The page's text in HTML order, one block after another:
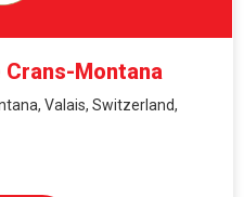
Montana
Valais, Switzerland,